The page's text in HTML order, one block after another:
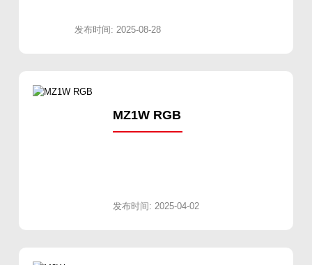
发布时间: 2025-08-28
MZ1W RGB
发布时间: 2025-04-02